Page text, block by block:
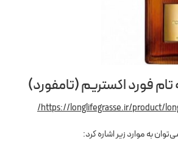
فورد اکستریم (تامفورد)
https://longlifegrasse.ir/product/
به موارد زیر اشاره کرد: